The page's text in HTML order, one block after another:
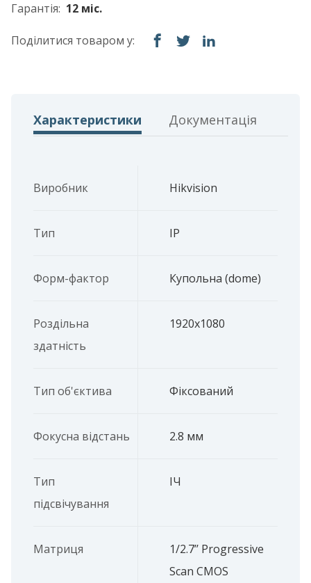
Гарантія: 12 міс.
Поділитися товаром у:
Характеристики Документація
Виробник Hikvision
Тип IP
Форм-фактор Купольна (dome)
Роздільна
здатність
1920x1080
Тип об'єктива Фіксований
Фокусна відстань 2.8 мм
Тип
підсвічування
ІЧ
Матриця
1/2.7’’ Progressive
Scan CMOS